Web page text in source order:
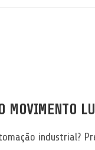
MOVIMENTO
industrial?